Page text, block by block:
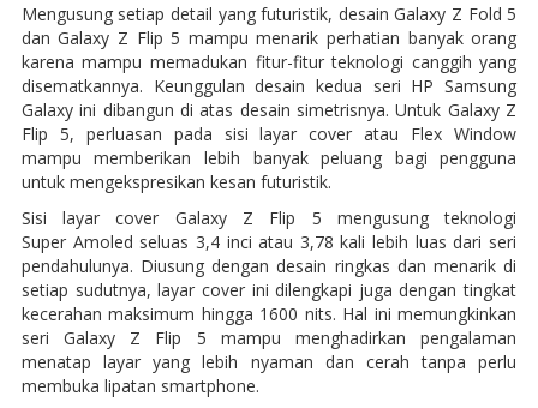
Mengusung setiap detail yang futuristik, desain Galaxy Z Fold 5
dan Galaxy Z Flip 5 mampu menarik perhatian banyak orang
karena mampu memadukan fitur-fitur teknologi canggih yang
disematkannya. Keunggulan desain kedua seri HP Samsung
Galaxy ini dibangun di atas desain simetrisnya. Untuk Galaxy Z
Flip 5, perluasan pada sisi layar cover atau Flex Window
mampu memberikan lebih banyak peluang bagi pengguna
untuk mengekspresikan kesan futuristik.
Sisi layar cover Galaxy Z Flip 5 mengusung teknologi
Super Amoled seluas 3,4 inci atau 3,78 kali lebih luas dari seri
pendahulunya. Diusung dengan desain ringkas dan menarik di
setiap sudutnya, layar cover ini dilengkapi juga dengan tingkat
kecerahan maksimum hingga 1600 nits. Hal ini memungkinkan
seri Galaxy Z Flip 5 mampu menghadirkan pengalaman
menatap layar yang lebih nyaman dan cerah tanpa perlu
membuka lipatan smartphone.